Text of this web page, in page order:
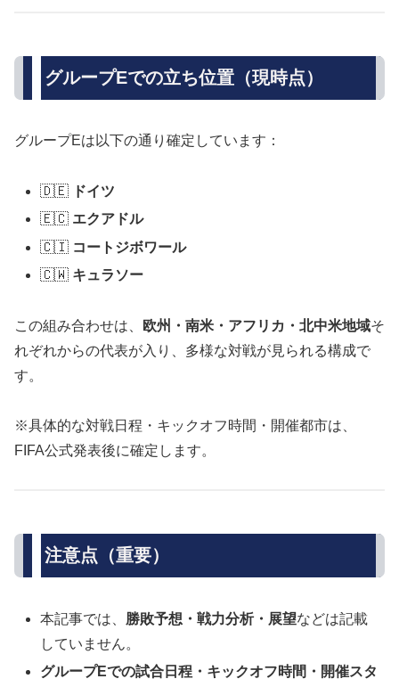
グループEでの立ち位置（現時点）
グループEは以下の通り確定しています：
🇩🇪
ドイツ
🇪🇨 エクアドル
🇨🇮 コートジボワール
🇨🇼 キュラソー
この組み合わせは、 欧州・南米・アフリカ・北中米地域そ
れぞれからの代表が入り、多様な対戦が見られる構成で
す。
※具体的な対戦日程・キックオフ時間・開催都市は、
FIFA公式発表後に確定します。
注意点（重要）
本記事では、 勝敗予想・戦力分析・展望などは記載
していません。
グループEでの試合日程・キックオフ時間・開催スタ